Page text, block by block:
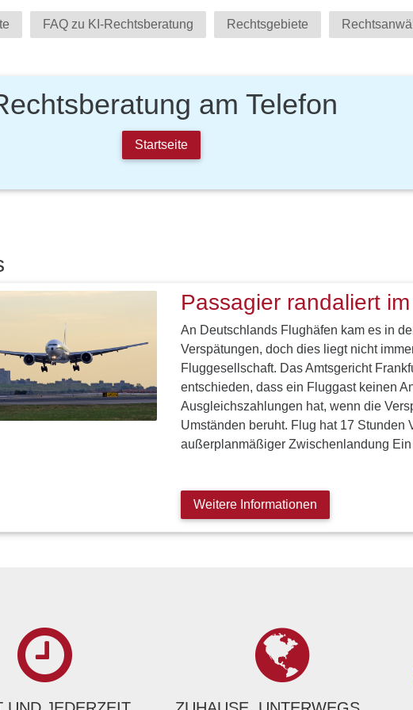
FAQ zu KI-Rechtsberatung Rechtsgebiete
am Telefon
Startseite
Passagier randaliert
An Deutschlands Flughäfen kam es in
Verspätungen, doch dies liegt nicht
Fluggesellschaft. Das Amtsgericht
entschieden, dass ein Fluggast keinen
Ausgleichszahlungen hat, wenn die
Umständen beruht. Flug hat 17 Stunden
außerplanmäßiger Zwischenlandung
Weitere Informationen